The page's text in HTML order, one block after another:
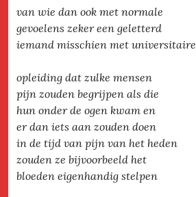
van wie dan ook met normale
gevoelens zeker een geletterd
iemand misschien met universitaire
opleiding dat zulke mensen
pijn zouden begrijpen als die
hun onder de ogen kwam en
er dan iets aan zouden doen
in de tijd van pijn van het heden
zouden ze bijvoorbeeld het
bloeden eigenhandig stelpen